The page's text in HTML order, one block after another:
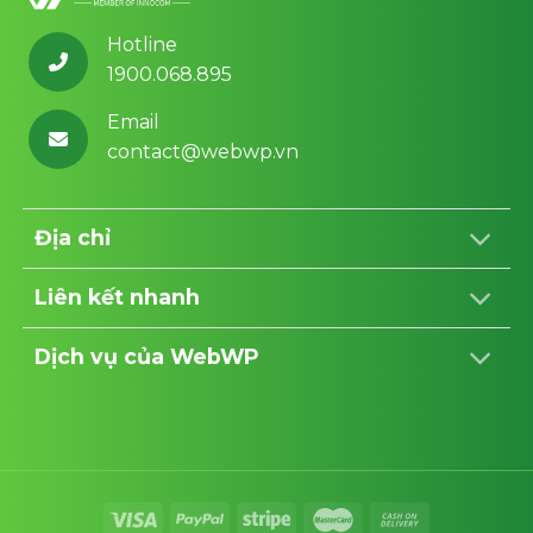
Hotline
1900.068.895
Email
contact@webwp.vn
Địa chỉ
Liên kết nhanh
Dịch vụ của WebWP